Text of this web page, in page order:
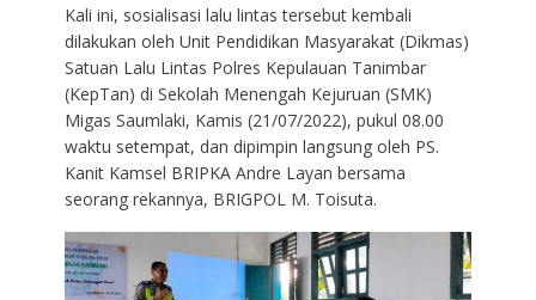
Kali ini, sosialisasi lalu lintas tersebut kembali
dilakukan oleh Unit Pendidikan Masyarakat (Dikmas)
Satuan Lalu Lintas Polres Kepulauan Tanimbar
(KepTan) di Sekolah Menengah Kejuruan (SMK)
Migas Saumlaki, Kamis (21/07/2022), pukul 08.00
waktu setempat, dan dipimpin langsung oleh PS.
Kanit Kamsel BRIPKA Andre Layan bersama
seorang rekannya, BRIGPOL M. Toisuta.